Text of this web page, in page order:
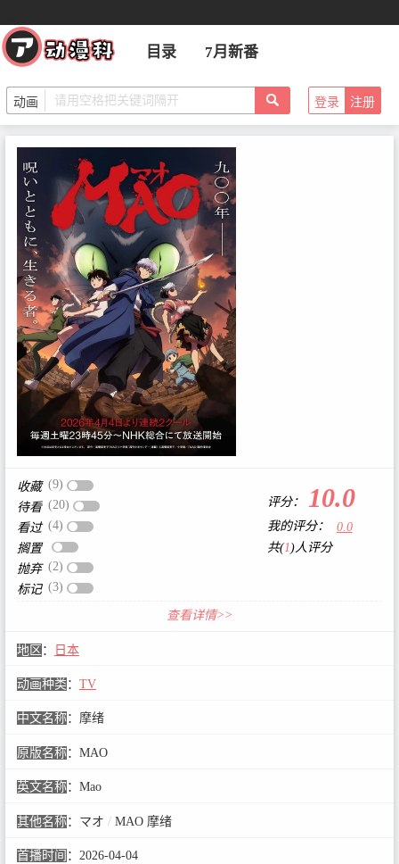
目录 7月新番
登录 注册
收藏 (9)
待看 (20)
看过 (4)
搁置
抛弃 (2)
标记 (3)
评分： 10.0
我的评分：
0.0
共(1 )人评分
查看详情>>
地区 ： 日本
动画种类 ： TV
中文名称： 摩绪
原版名称： MAO
英文名称： Mao
其他名称： マオ /MAO 摩绪
首播时间 ： 2026-04-04